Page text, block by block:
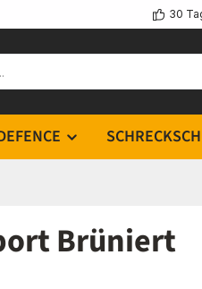
30
Brüniert